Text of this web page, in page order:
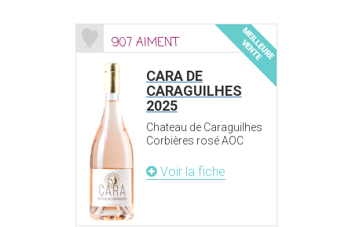
907 AIMENT
CARA DE
CARAGUILHES
2025
Chateau de Caraguilhes
Corbières rosé AOC
Voir la fiche